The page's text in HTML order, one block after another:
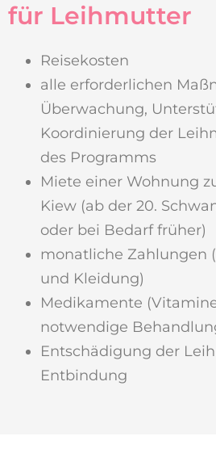
für Leihmutter
Reisekosten
alle erforderlichen
Überwachung,
Koordinierung der
des Programms
Miete einer Wohnung
Kiew (ab der 20.
oder bei Bedarf früher)
monatliche Zahlungen
und Kleidung)
Medikamente
notwendige
Entschädigung der
Entbindung